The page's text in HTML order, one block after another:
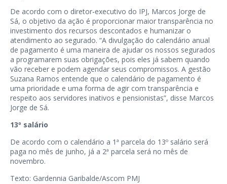
De acordo com o diretor-executivo do IPJ, Marcos Jorge de
Sá, o objetivo da ação é proporcionar maior transparência no
investimento dos recursos descontados e humanizar o
atendimento ao segurado. “A divulgação do calendário anual
de pagamento é uma maneira de ajudar os nossos segurados
a programarem suas obrigações, pois eles já sabem quando
vão receber e podem agendar seus compromissos. A gestão
Suzana Ramos entende que o calendário de pagamento é
uma prioridade e uma forma de agir com transparência e
respeito aos servidores inativos e pensionistas”, disse Marcos
Jorge de Sá.
13º salário
De acordo com o calendário a 1ª parcela do 13º salário será
paga no mês de junho, já a 2ª parcela será no mês de
novembro.
Texto: Gardennia Garibalde/Ascom PMJ